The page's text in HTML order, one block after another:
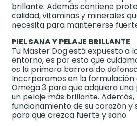
brillante. Además contiene
calidad, vitaminas y minerales
necesita para mantenerse
PIEL SANA Y PELAJE BRILLANTE
Tu Master Dog está expuesto a
entorno, es por esto que
es la primera barrera de
Incorporamos en la formulación
Omega 3 para que adquiera
un pelaje más brillante.
funcionamiento de su corazón y
para que crezca fuerte y sano.